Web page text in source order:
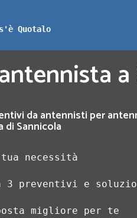
Quotalo
da antennisti per
di Sannicola
necessità
preventivi e
migliore per te